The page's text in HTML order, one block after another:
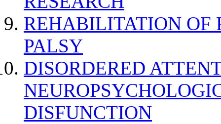
REHABILITATION OF
PALSY
DISORDERED
DISFUNCTION